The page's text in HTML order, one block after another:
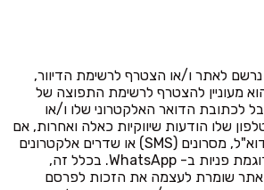
לאתר ו/או הצטרף לרשימת הדיוור,
מעוניין להצטרף לרשימת התפוצה של
לכתובת הדואר האלקטרוני שלו ו/או
שלו הודעות שיווקיות כאלה ואחרות, אם
כהודעות דוא"ל, מסרונים (SMS) או שדרים אלקטרונים
אחרים, כדוגמת פניות ב- WhatsApp. בכלל זה,
שומרת לעצמה את הזכות לפרסם